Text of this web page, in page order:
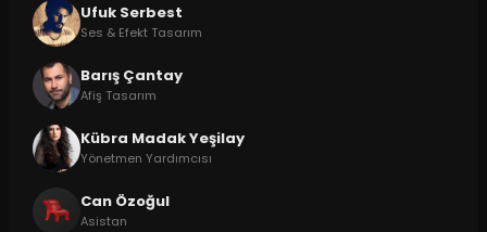
Ufuk Serbest
Ses & Efekt Tasarım
Barış Çantay
Afiş Tasarım
Kübra Madak Yeşilay
Yönetmen Yardımcısı
Can Özoğul
Asistan